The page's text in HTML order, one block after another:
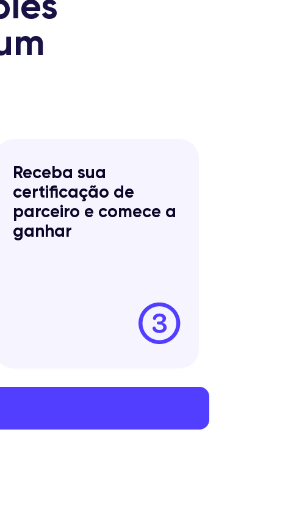
Receba sua
certificação de
parceiro e comece a
ganhar